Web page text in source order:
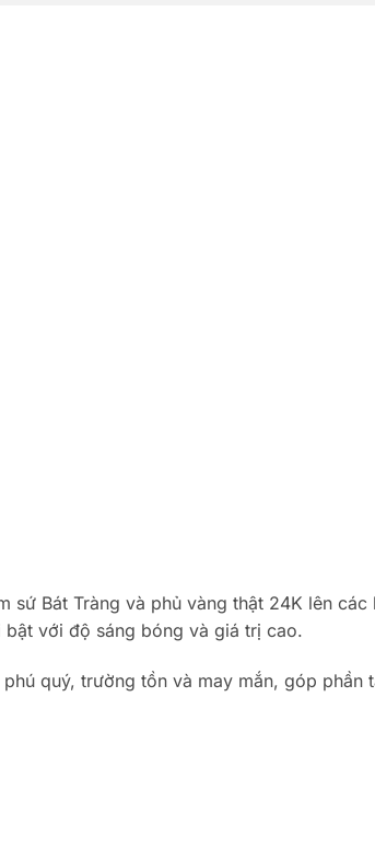
Bát Tràng và phủ vàng thật 24K lên các
với độ sáng bóng và giá trị cao.
quý, trường tồn và may mắn, góp phần